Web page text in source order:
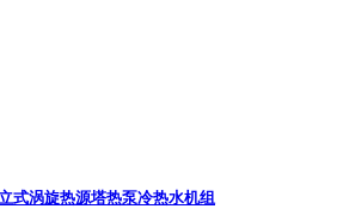
式涡旋热源塔热泵冷热水机组